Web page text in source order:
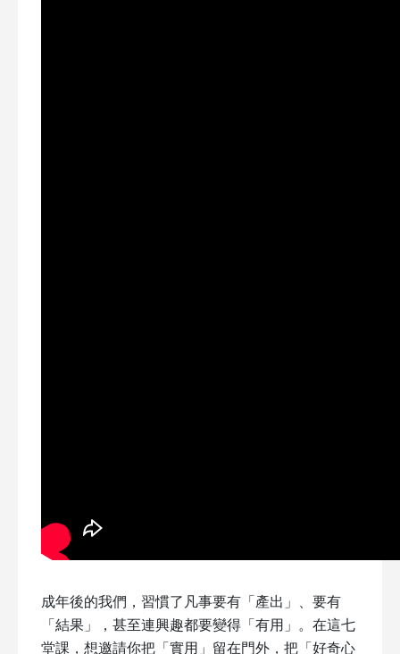
成年後的我們，習慣了凡事要有「產出」、要有
「結果」，甚至連興趣都要變得「有用」。在這七
堂課，想邀請你把「實用」留在門外，把「好奇心